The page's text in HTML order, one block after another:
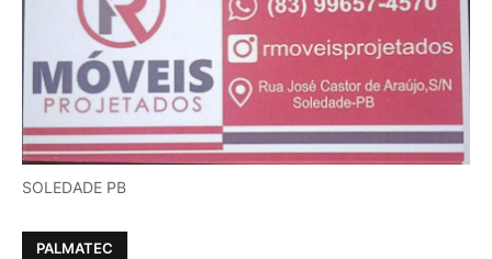
SOLEDADE PB
PALMATEC